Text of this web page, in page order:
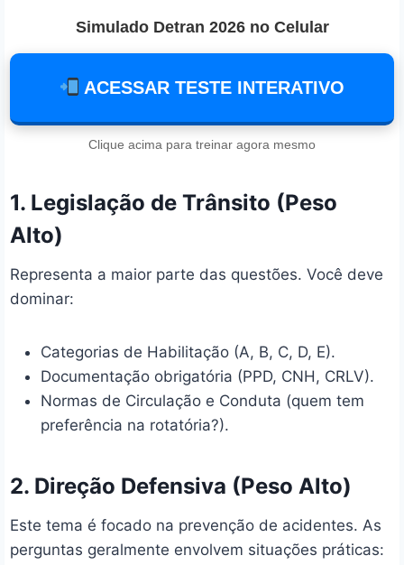
Simulado Detran 2026 no Celular
ACESSAR TESTE INTERATIVO
Clique acima para treinar agora mesmo
1. Legislação de Trânsito (Peso
Alto)
Representa a maior parte das questões. Você deve
dominar:
Categorias de Habilitação (A, B, C, D, E).
Documentação obrigatória (PPD, CNH, CRLV).
Normas de Circulação e Conduta (quem tem
preferência na rotatória?).
2. Direção Defensiva (Peso Alto)
Este tema é focado na prevenção de acidentes. As
perguntas geralmente envolvem situações práticas: